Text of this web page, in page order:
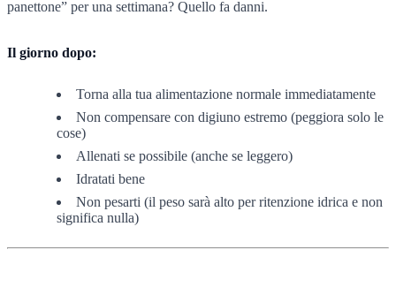
panettone” per una settimana? Quello fa danni.
Il giorno dopo:
Torna alla tua alimentazione normale immediatamente
Non compensare con digiuno estremo (peggiora solo le
cose)
Allenati se possibile (anche se leggero)
Idratati bene
Non pesarti (il peso sarà alto per ritenzione idrica e non
significa nulla)